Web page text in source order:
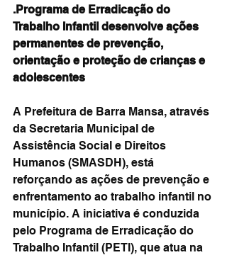
.Programa de Erradicação do
Trabalho Infantil desenvolve ações
permanentes de prevenção,
orientação e proteção de crianças e
adolescentes
A Prefeitura de Barra Mansa, através
da Secretaria Municipal de
Assistência Social e Direitos
Humanos (SMASDH), está
reforçando as ações de prevenção e
enfrentamento ao trabalho infantil no
município. A iniciativa é conduzida
pelo Programa de Erradicação do
Trabalho Infantil (PETI), que atua na